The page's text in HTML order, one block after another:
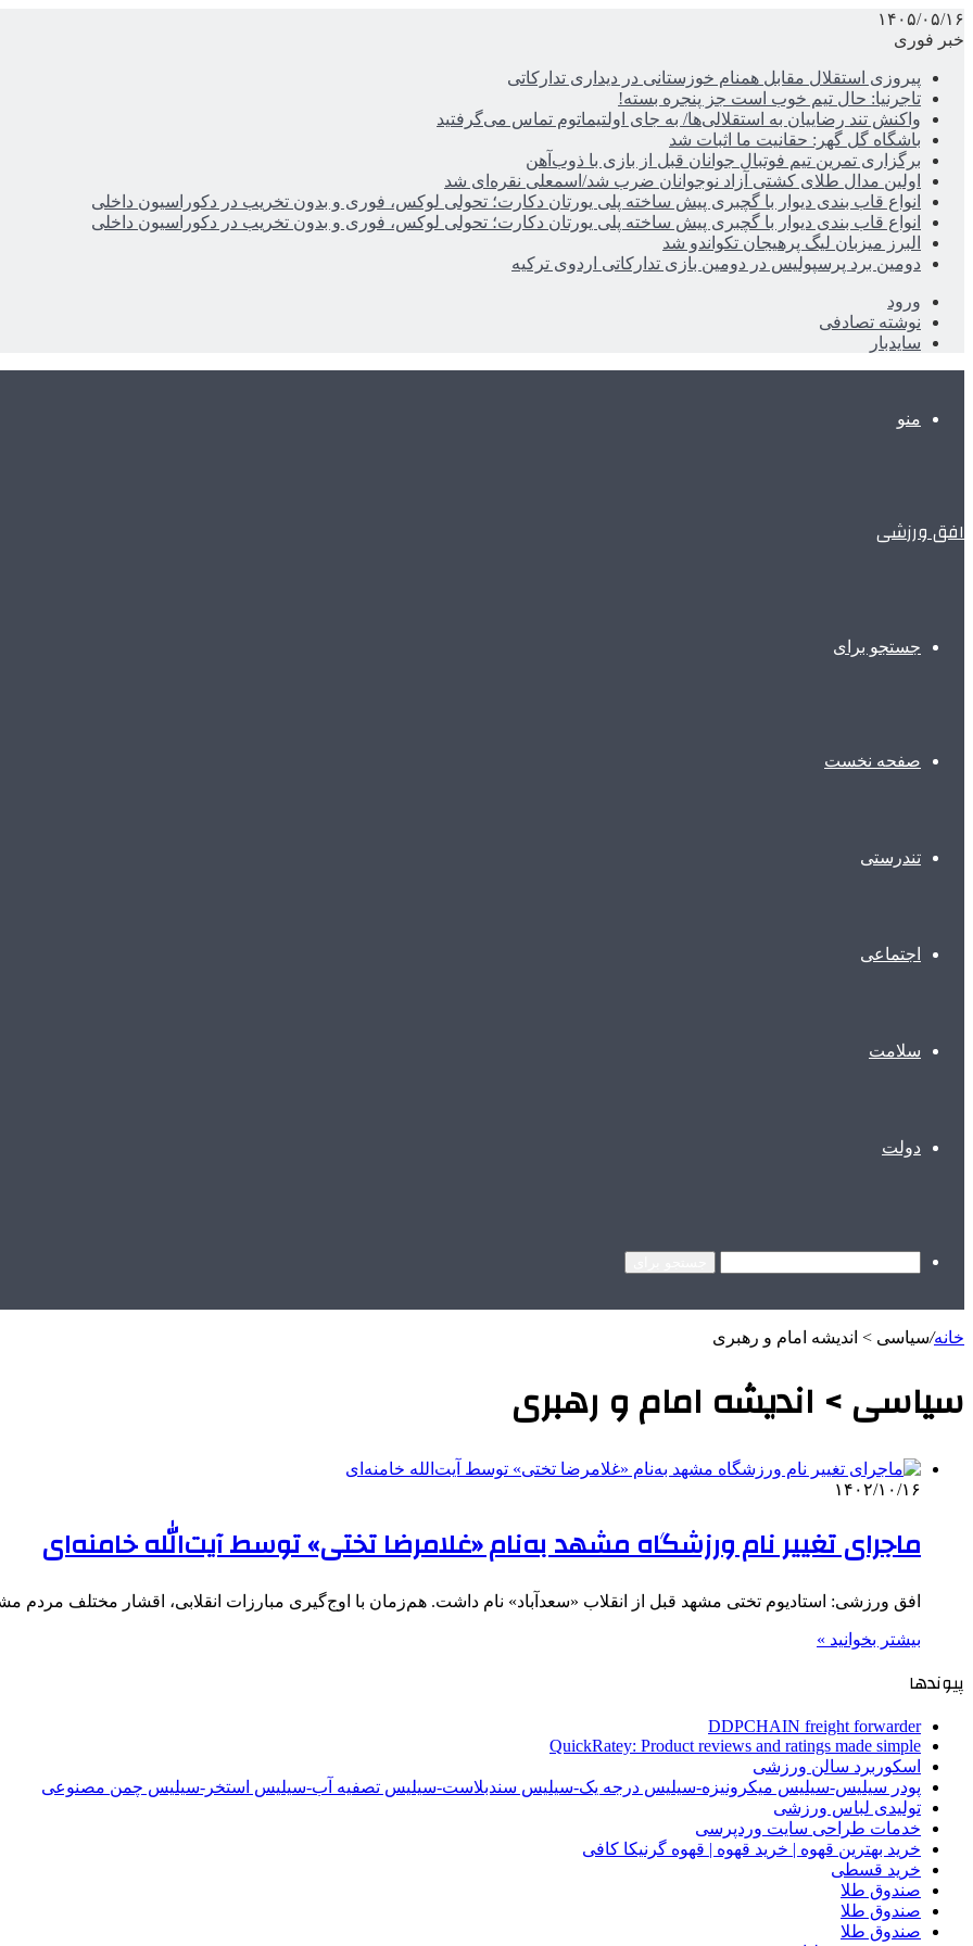
۱۴۰۵/۰۵/۱۶
خبر فوری
پیروزی استقلال مقابل همنام خوزستانی در دیداری تدارکاتی
تاجرنیا: حال تیم خوب است جز پنجره بسته!
واکنش تند رضاییان به استقلالی‌ها/ به جای اولتیماتوم تماس می‌گرفتید
باشگاه گل گهر: حقانیت ما اثبات شد
برگزاری تمرین تیم فوتبال جوانان قبل از بازی با ذوب‌آهن
اولین مدال طلای کشتی آزاد نوجوانان ضرب شد/اسمعلی نقره‌ای شد
انواع قاب بندی دیوار با گچبری پیش ساخته پلی یورتان دکارت؛ تحولی لوکس، فوری و بدون تخریب در دکوراسیون داخلی
انواع قاب بندی دیوار با گچبری پیش ساخته پلی یورتان دکارت؛ تحولی لوکس، فوری و بدون تخریب در دکوراسیون داخلی
البرز میزبان لیگ پرهیجان تکواندو شد
دومین برد پرسپولیس در دومین بازی تدارکاتی اردوی ترکیه
ورود
نوشته تصادفی
سایدبار
منو
افق ورزشی
جستجو برای
صفحه نخست
تندرستی
اجتماعی
سلامت
دولت
خانه/سیاسی > اندیشه امام و رهبری
سیاسی > اندیشه امام و رهبری
۱۴۰۲/۱۰/۱۶
ماجرای تغییر نام ورزشگاه مشهد به‌نام «غلامرضا تختی» توسط آیت‌الله خامنه‌ای
افق ورزشی: استادیوم تختی مشهد قبل از انقلاب «سعدآباد» نام داشت. هم‌زمان با اوج‌گیری مبارزات انقلابی، اقشار مختلف مردم
بیشتر بخوانید »
پیوندها
DDPCHAIN freight forwarder
QuickRatey: Product reviews and ratings made simple
اسکوربرد سالن ورزشی
پودر سیلیس-سیلیس میکرونیزه-سیلیس درجه یک-سیلیس سندبلاست-سیلیس تصفیه آب-سیلیس استخر-سیلیس چمن مصنوعی
تولیدی لباس ورزشی
خدمات طراحی سایت وردپرسی
خرید بهترین قهوه | خرید قهوه | قهوه گرنیکا کافی
خرید قسطی
صندوق طلا
صندوق طلا
صندوق طلا